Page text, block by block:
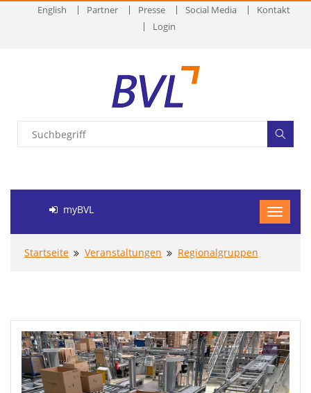
English Partner Presse Social Media
Kontakt
Login
myBVL
Startseite Veranstaltungen Regionalgruppen